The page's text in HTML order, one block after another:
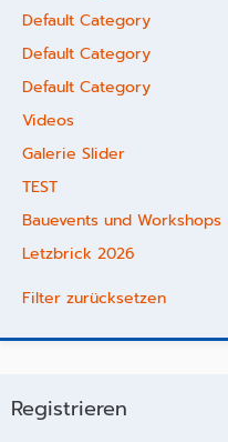
Default Category
Default Category
Default Category
Videos
Galerie Slider
TEST
Bauevents und Workshops
Letzbrick 2026
Filter zurücksetzen
Registrieren